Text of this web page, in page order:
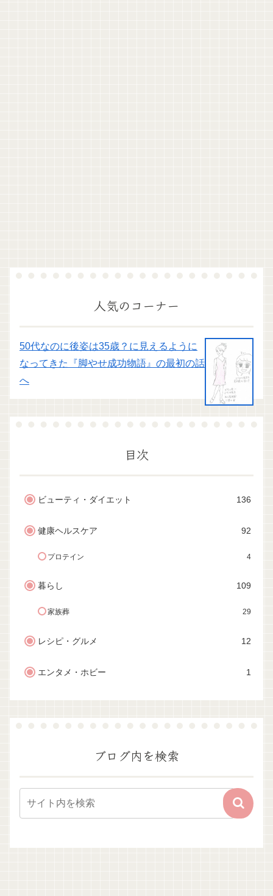
人気のコーナー
50代なのに後姿は35歳？に見えるように
なってきた『脚やせ成功物語』の最初の話
へ
目次
ビューティ・ダイエット 136
健康ヘルスケア 92
プロテイン 4
暮らし 109
家族葬 29
レシピ・グルメ 12
エンタメ・ホビー 1
ブログ内を検索